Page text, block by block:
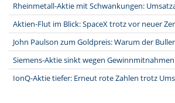
Rheinmetall-Aktie mit Schwankungen:
Aktien-Flut im Blick: SpaceX trotz vor neuer
John Paulson zum Goldpreis: Warum der
Siemens-Aktie sinkt wegen
IonQ-Aktie tiefer: Erneut rote Zahlen trotz